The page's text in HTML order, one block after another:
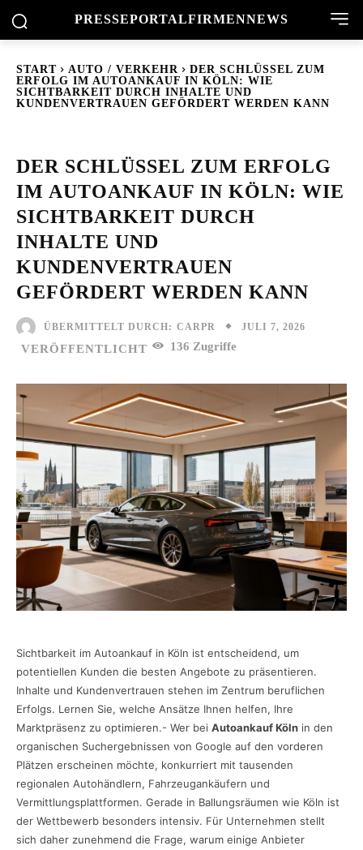
PRESSEPORTALFIRMENNEWS
START AUTO / VERKEHR
DER SCHLÜSSEL ZUM
ERFOLG IM AUTOANKAUF IN KÖLN: WIE
SICHTBARKEIT DURCH INHALTE UND
KUNDENVERTRAUEN GEFÖRDERT WERDEN KANN
DER SCHLÜSSEL ZUM ERFOLG
IM AUTOANKAUF IN KÖLN: WIE
SICHTBARKEIT DURCH
INHALTE UND
KUNDENVERTRAUEN
GEFÖRDERT WERDEN KANN
ÜBERMITTELT DURCH: CARPR JULI 7, 2026
VERÖFFENTLICHT 136 Zugriffe
Sichtbarkeit im Autoankauf in Köln ist entscheidend, um
potentiellen Kunden die besten Angebote zu präsentieren.
Inhalte und Kundenvertrauen stehen im Zentrum beruflichen
Erfolgs. Lernen Sie, welche Ansätze Ihnen helfen, Ihre
Marktpräsenz zu optimieren.- Wer bei Autoankauf Köln in den
organischen Suchergebnissen von Google auf den vorderen
Plätzen erscheinen möchte, konkurriert mit tausenden
regionalen Autohändlern, Fahrzeugankäufern und
Vermittlungsplattformen. Gerade in Ballungsräumen wie Köln ist
der Wettbewerb besonders intensiv. Für Unternehmen stellt
sich daher zunehmend die Frage, warum einige Anbieter